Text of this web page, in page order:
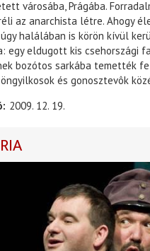
városába, Prágába.
az anarchista létre. Ahogy
halálában is körön kívül
egy eldugott kis csehországi
bozótos sarkába temették
és gonosztevôk
2009. 12. 19.